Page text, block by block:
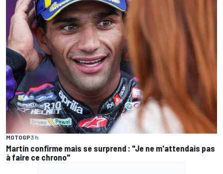
MOTOGP3 h
Martín confirme mais se surprend : "Je ne m'attendais pas
à faire ce chrono"